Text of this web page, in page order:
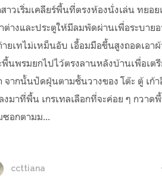
สาวเริ่มเคลียร์พื้นที่ตรงห้องนั่งเล่น ทยอย
ต่างและประตูให้มีลมพัดผ่านเพื่อระบายอ
ายเทไม่เหม็นอับ เอื้อมมือขึ้นสูงถอดเอา
พื้นพรมยกไปไว้ตรงลานหลังบ้านเพื่อเต
จากนั้นปัดฝุ่นตามชั้นวางของ โต๊ะ ตู้ เก้า
งมาที่พื้น เกรเทลเลือกที่จะค่อย ๆ กวาด
ซอกตามม...
ccttiana